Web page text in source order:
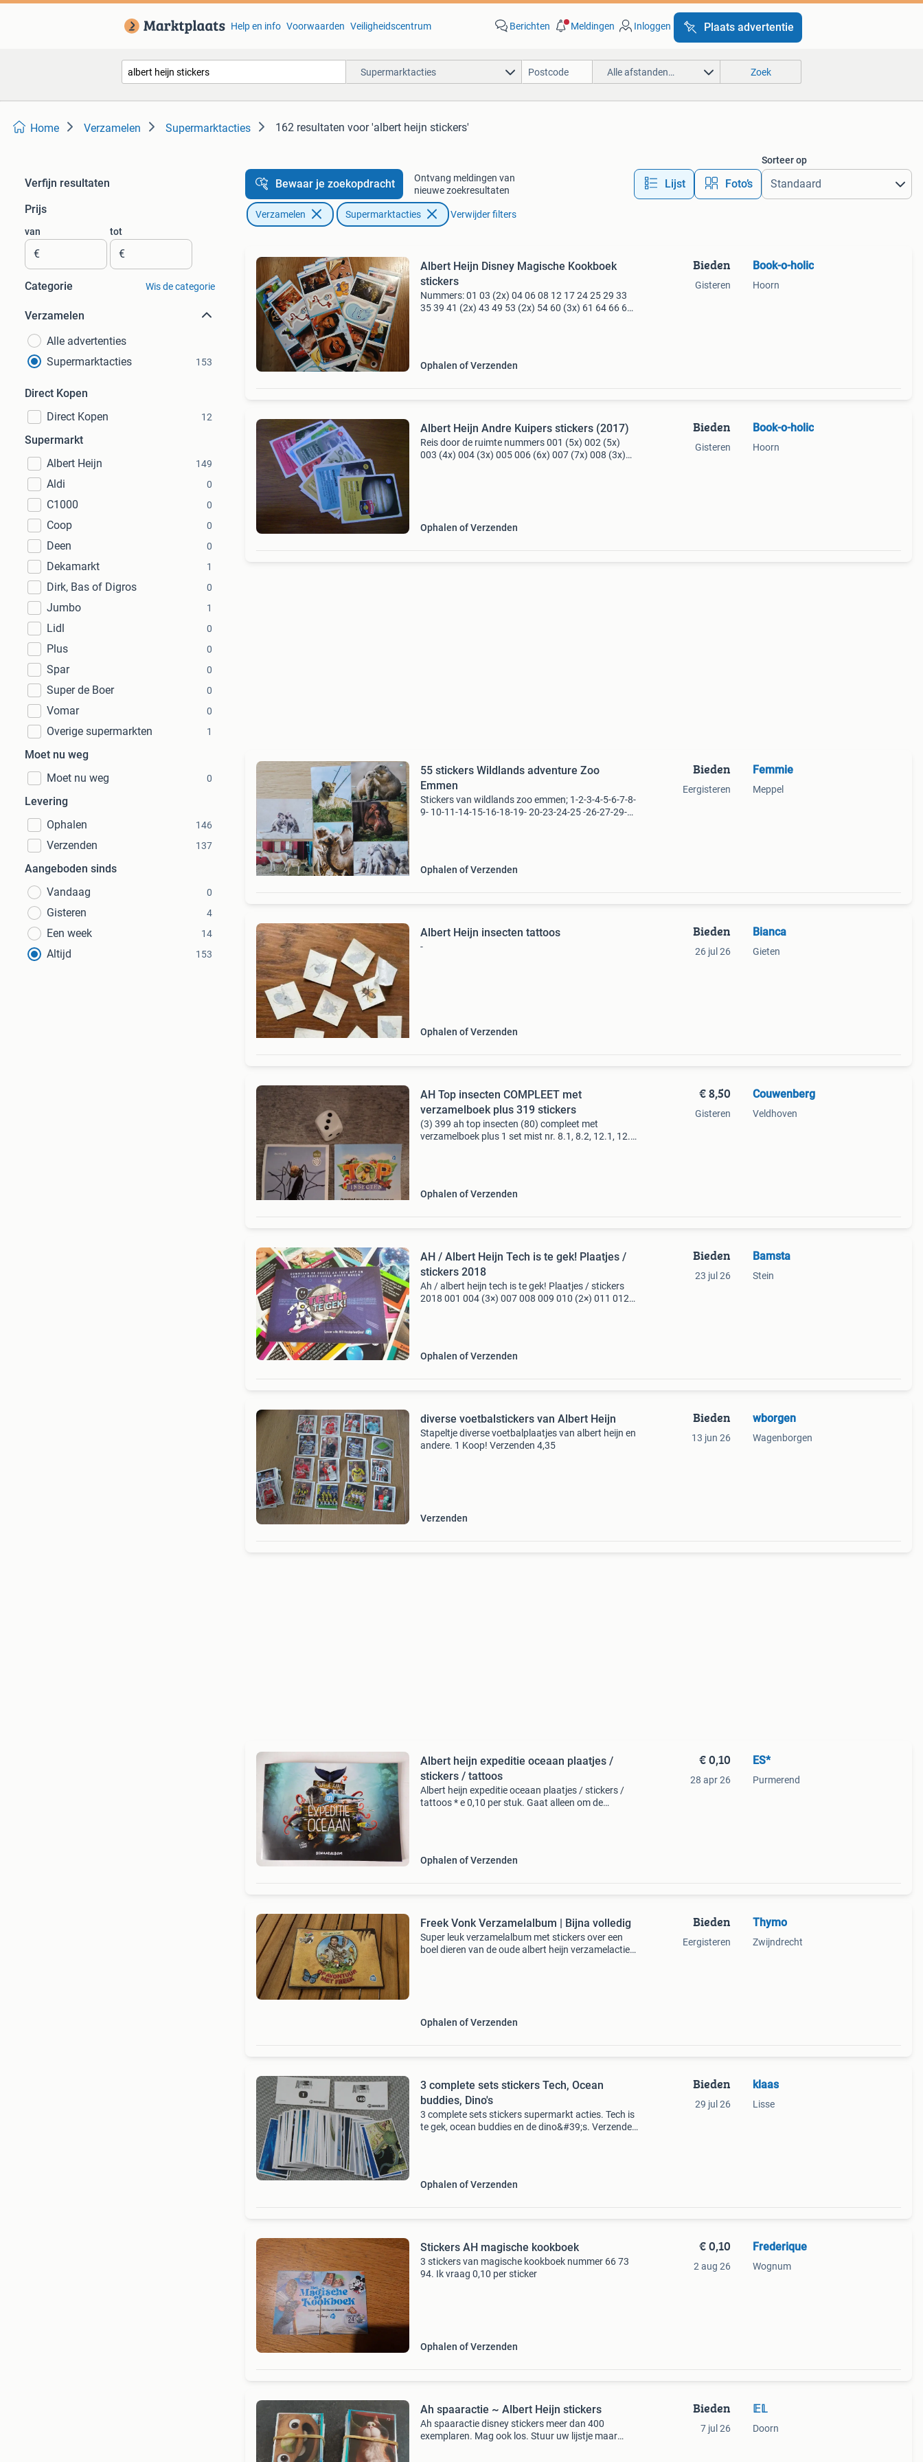
Help en info Voorwaarden Veiligheidscentrum Berichten Meldingen Inloggen Plaats advertentie
Supermarktacties Alle afstanden… Zoek
Home Verzamelen Supermarktacties 162 resultaten voor 'albert heijn stickers'
Verfijn resultaten
Prijs
van
€
tot
€
Categorie Wis de categorie
Verzamelen
Alle advertenties
Supermarktacties
153
Direct Kopen
Direct Kopen
12
Supermarkt
Albert Heijn
149
Aldi 0
C1000 0
Coop 0
Deen 0
Dekamarkt 1
Dirk, Bas of Digros 0
Jumbo 1
Lidl 0
Plus 0
Spar 0
Super de Boer 0
Vomar 0
Overige supermarkten 1
Moet nu weg
Moet nu weg
0
Levering
Ophalen
146
Verzenden 137
Aangeboden sinds
Vandaag
0
Gisteren 4
Een week 14
Altijd 153
Bewaar je zoekopdracht
Ontvang meldingen van
nieuwe zoekresultaten
Lijst Foto’s
Sorteer op
Verzamelen Supermarktacties Verwijder filters
Albert Heijn Disney Magische Kookboek
stickers
Nummers: 01 03 (2x) 04 06 08 12 17 24 25 29 33
35 39 41 (2x) 43 49 53 (2x) 54 60 (3x) 61 64 66 67
Ophalen of Verzenden
Bieden
Gisteren
Book-o-holic
Hoorn
Albert Heijn Andre Kuipers stickers (2017)
Reis door de ruimte nummers 001 (5x) 002 (5x)
003 (4x) 004 (3x) 005 006 (6x) 007 (7x) 008 (3x)
Ophalen of Verzenden
Bieden
Gisteren
Book-o-holic
Hoorn
55 stickers Wildlands adventure Zoo
Emmen
Stickers van wildlands zoo emmen; 1-2-3-4-5-6-7-8-
9- 10-11-14-15-16-18-19- 20-23-24-25 -26-27-29-
Ophalen of Verzenden
Bieden
Eergisteren
Femmie
Meppel
Albert Heijn insecten tattoos
-
Ophalen of Verzenden
Bieden
26 jul 26
Bianca
Gieten
AH Top insecten COMPLEET met
verzamelboek plus 319 stickers
(3) 399 ah top insecten (80) compleet met
verzamelboek plus 1 set mist nr. 8.1, 8.2, 12.1, 12.2,
Ophalen of Verzenden
€ 8,50
Gisteren
Couwenberg
Veldhoven
AH / Albert Heijn Tech is te gek! Plaatjes /
stickers 2018
Ah / albert heijn tech is te gek! Plaatjes / stickers
2018 001 004 (3×) 007 008 009 010 (2×) 011 012
Ophalen of Verzenden
Bieden
23 jul 26
Bamsta
Stein
diverse voetbalstickers van Albert Heijn
Stapeltje diverse voetbalplaatjes van albert heijn en
andere. 1 Koop! Verzenden 4,35
Verzenden
Bieden
13 jun 26
wborgen
Wagenborgen
Albert heijn expeditie oceaan plaatjes /
stickers / tattoos
Albert heijn expeditie oceaan plaatjes / stickers /
tattoos * e 0,10 per stuk. Gaat alleen om de
Ophalen of Verzenden
€ 0,10
28 apr 26
ES*
Purmerend
Freek Vonk Verzamelalbum | Bijna volledig
Super leuk verzamelalbum met stickers over een
boel dieren van de oude albert heijn verzamelactie.
Ophalen of Verzenden
Bieden
Eergisteren
Thymo
Zwijndrecht
3 complete sets stickers Tech, Ocean
buddies, Dino's
3 complete sets stickers supermarkt acties. Tech is
te gek, ocean buddies en de dino&#39;s. Verzenden
Ophalen of Verzenden
Bieden
29 jul 26
klaas
Lisse
Stickers AH magische kookboek
3 stickers van magische kookboek nummer 66 73
94. Ik vraag 0,10 per sticker
Ophalen of Verzenden
€ 0,10
2 aug 26
Frederique
Wognum
Ah spaaractie ~ Albert Heijn stickers
Ah spaaractie disney stickers meer dan 400
exemplaren. Mag ook los. Stuur uw lijstje maar
Bieden
7 jul 26
𝔼𝕃
Doorn